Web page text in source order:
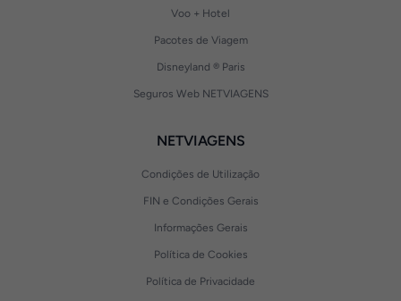
Voo + Hotel
Pacotes de Viagem
Disneyland ® Paris
Seguros Web NETVIAGENS
NETVIAGENS
Condições de Utilização
FIN e Condições Gerais
Informações Gerais
Política de Cookies
Política de Privacidade